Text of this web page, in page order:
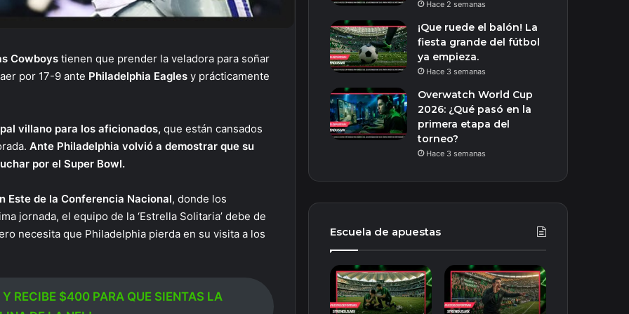
Cowboys tienen que prender la veladora para soñar
por 17-9 ante Philadelphia Eagles y prácticamente
villano para los aficionados, que están cansados
Ante Philadelphia volvió a demostrar que su
por el Super Bowl.
Este de la Conferencia Nacional, donde los
jornada, el equipo de la ‘Estrella Solitaria’ debe de
necesita que Philadelphia pierda en su visita a los
RECIBE $400 PARA QUE SIENTAS LA
Hace 2 semanas
¡Que ruede el balón! La
fiesta grande del fútbol
ya empieza.
Hace 3 semanas
Overwatch World Cup
2026: ¿Qué pasó en la
primera etapa del
torneo?
Hace 3 semanas
Escuela de apuestas